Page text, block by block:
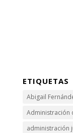
ETIQUETAS
Abigail
Administración
administración